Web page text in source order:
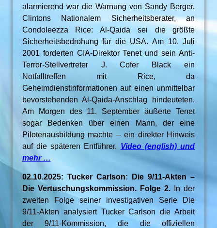
alarmierend war die Warnung von Sandy Berger,
Clintons Nationalem Sicherheitsberater, an
Condoleezza Rice: Al-Qaida sei die größte
Sicherheitsbedrohung für die USA. Am 10. Juli
2001 forderten CIA-Direktor Tenet und sein Anti-
Terror-Stellvertreter J. Cofer Black ein
Notfalltreffen mit Rice, da
Geheimdienstinformationen auf einen unmittelbar
bevorstehenden Al-Qaida-Anschlag hindeuteten.
Am Morgen des 11. September äußerte Tenet
sogar Bedenken über einen Mann, der eine
Pilotenausbildung machte – ein direkter Hinweis
auf die späteren Entführer. Video (english) und
mehr …
02.10.2025: Tucker Carlson: Die 9/11-Akten –
Die Vertuschungskommission. Folge 2. In der
zweiten Folge seiner investigativen Serie Die
9/11-Akten analysiert Tucker Carlson die Arbeit
der 9/11-Kommission, die die offiziellen